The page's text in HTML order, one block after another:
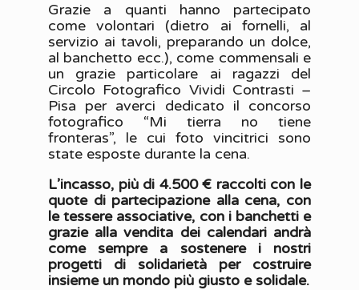
Grazie a quanti hanno partecipato
come volontari (dietro ai fornelli, al
servizio ai tavoli, preparando un dolce,
al banchetto ecc.), come commensali e
un grazie particolare ai ragazzi del
Circolo Fotografico Vividi Contrasti –
Pisa per averci dedicato il concorso
fotografico “Mi tierra no tiene
fronteras”, le cui foto vincitrici sono
state esposte durante la cena.
L’incasso, più di 4.500 € raccolti con le
quote di partecipazione alla cena, con
le tessere associative, con i banchetti e
grazie alla vendita dei calendari andrà
come sempre a sostenere i nostri
progetti di solidarietà per costruire
insieme un mondo più giusto e solidale.